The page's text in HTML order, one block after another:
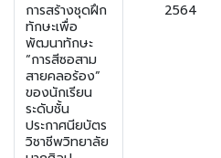
การสร้างชุดฝึก
ทักษะเพื่อ
พัฒนาทักษะ
“การสีซอสาม
สายคลอร้อง”
ของนักเรียน
ระดับชั้น
ประกาศนียบัตร
วิชาชีพวิทยาลัย
2564